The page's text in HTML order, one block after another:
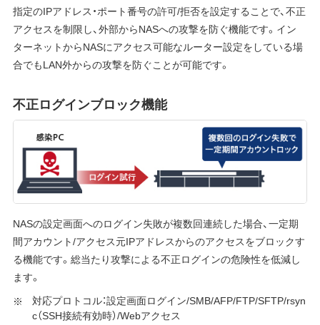
指定のIPアドレス・ポート番号の許可/拒否を設定することで、不正
アクセスを制限し、外部からNASへの攻撃を防ぐ機能です。イン
ターネットからNASにアクセス可能なルーター設定をしている場
合でもLAN外からの攻撃を防ぐことが可能です。
不正ログインブロック機能
NASの設定画面へのログイン失敗が複数回連続した場合、一定期
間アカウント/アクセス元IPアドレスからのアクセスをブロックす
る機能です。総当たり攻撃による不正ログインの危険性を低減し
ます。
対応プロトコル：設定画面ログイン/SMB/AFP/FTP/SFTP/rsyn
c（SSH接続有効時）/Webアクセス